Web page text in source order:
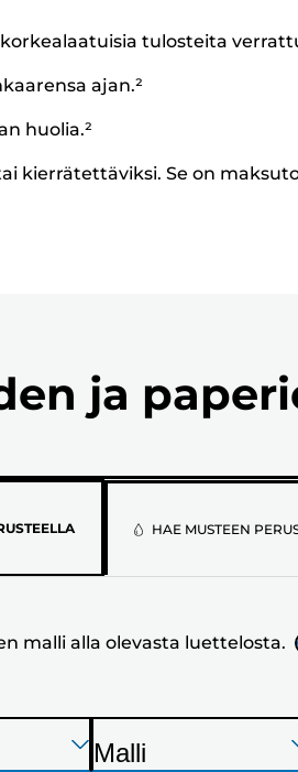
tulosteita
ajan.²
huolia.²
kierrätettäviksi. Se on
ja
Valitse
tulostimen
olevasta
luettelosta.
HAE MUSTEEN
malli alla olevasta luettelosta.
Paina
Malli